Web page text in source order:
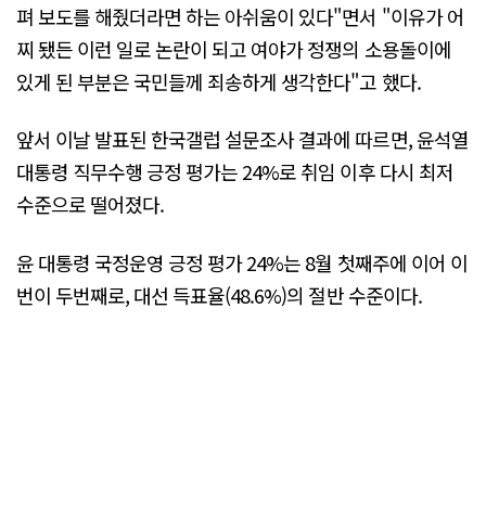
펴 보도를 해줬더라면 하는 아쉬움이 있다"면서 "이유가 어
찌 됐든 이런 일로 논란이 되고 여야가 정쟁의 소용돌이에
있게 된 부분은 국민들께 죄송하게 생각한다"고 했다.
앞서 이날 발표된 한국갤럽 설문조사 결과에 따르면, 윤석열
대통령 직무수행 긍정 평가는 24%로 취임 이후 다시 최저
수준으로 떨어졌다.
윤 대통령 국정운영 긍정 평가 24%는 8월 첫째주에 이어 이
번이 두번째로, 대선 득표율(48.6%)의 절반 수준이다.